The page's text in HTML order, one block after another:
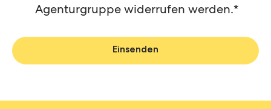
Agenturgruppe widerrufen werden.*